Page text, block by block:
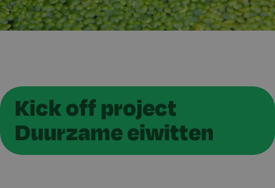
Kick off project
Duurzame eiwitten